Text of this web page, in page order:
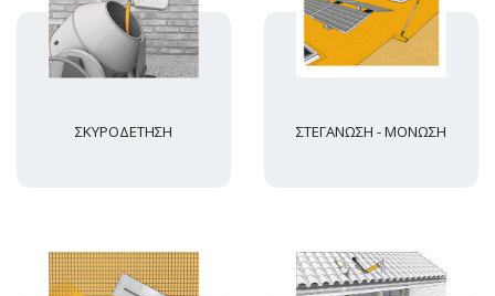
ΣΚΥΡΟΔΕΤΗΣΗ ΣΤΕΓΑΝΩΣΗ - ΜΟΝΩΣΗ